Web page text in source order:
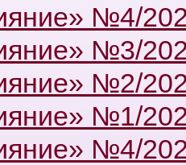
№4/
№3/
№2/
№1/
№4/